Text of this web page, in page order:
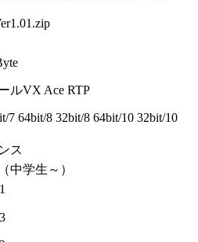
ルVX Ace RTP
7 64bit/8 32bit/8 64bit/10 32bit/10
ス
中学生～）